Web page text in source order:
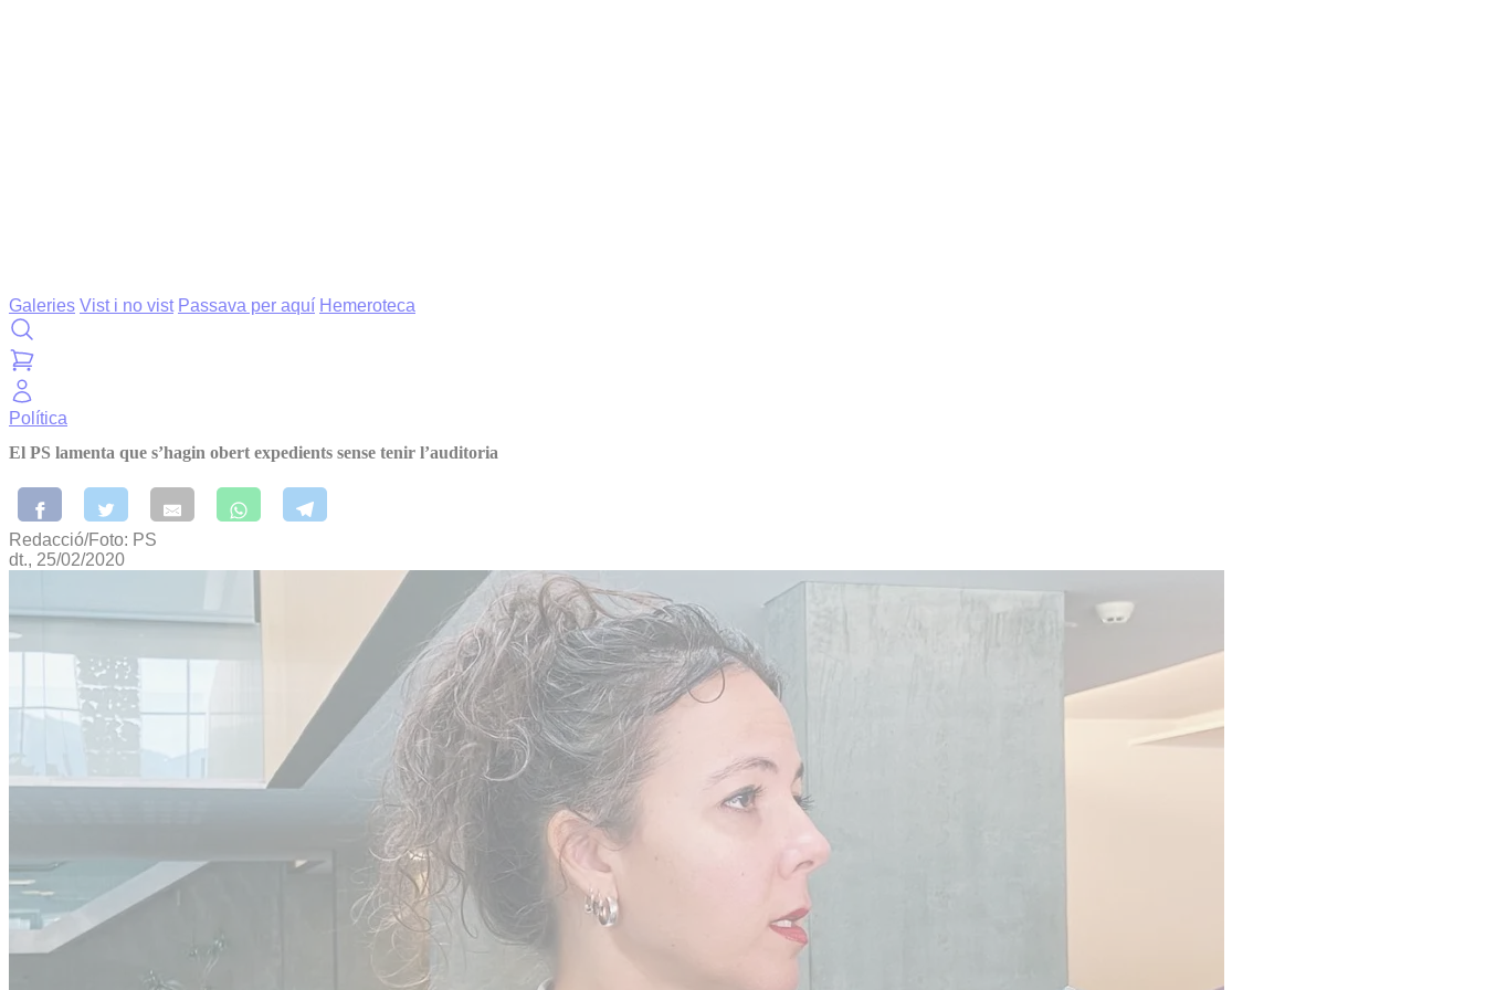
Galeries Vist i no vist Passava per aquí Hemeroteca
Política
El PS lamenta que s’hagin obert expedients sense tenir l’auditoria
Redacció/Foto: PS
dt., 25/02/2020